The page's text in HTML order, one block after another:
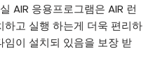
AIR 응용프로그램은 AIR 런
고 실행 하는게 더욱 편리하
임이 설치되 있음을 보장 받